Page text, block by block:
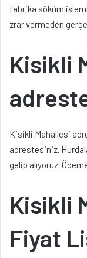
fabrika söküm
zrar vermeden
Kisikli
Kisikli Mahallesi
adrestesiniz.
gelip alıyoruz.
Kisikli
Fiyat